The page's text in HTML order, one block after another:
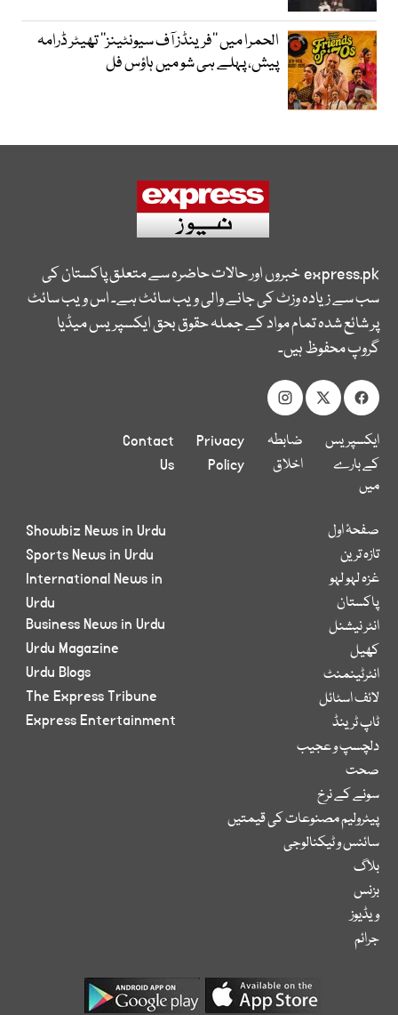
الحمرا میں ’’فرینڈز آف سیونٹینز‘‘ تھیٹر ڈرامہ
پیش، پہلے ہی شو میں ہاؤس فل
express.pkخبروں اور حالات حاضرہ سے متعلق پاکستان کی
سب سے زیادہ وزٹ کی جانے والی ویب سائٹ ہے۔ اس ویب سائٹ
پر شائع شدہ تمام مواد کے جملہ حقوق بحق ایکسپریس میڈیا
گروپ محفوظ ہیں۔
ایکسپریس
کے بارے
میں
ضابطہ
اخلاق
Privacy
Policy
Contact
Us
صفحۂ اول
تازہ ترین
غزہ لہو لہو
پاکستان
انٹر نیشنل
کھیل
انٹرٹینمنٹ
لائف اسٹائل
ٹاپ ٹرینڈ
دلچسپ و عجیب
صحت
سونے کے نرخ
پیٹرولیم مصنوعات کی قیمتیں
سائنس و ٹیکنالوجی
بلاگ
بزنس
ویڈیوز
جرائم
Showbiz News in Urdu
Sports News in Urdu
International News in
Urdu
Business News in Urdu
Urdu Magazine
Urdu Blogs
The Express Tribune
Express Entertainment